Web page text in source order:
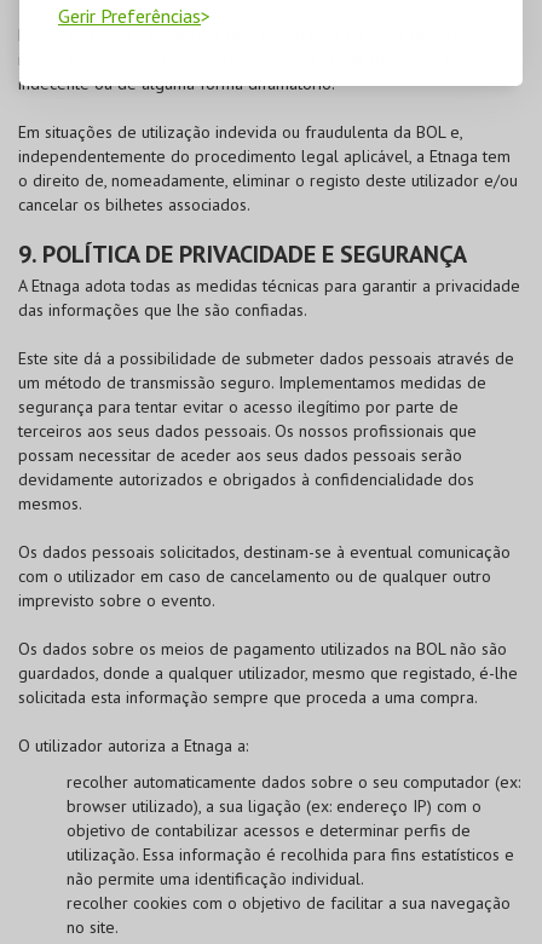
Gerir Preferências
Esta plataforma não deverá ser utilizada para a troca de vírus
informáticos, mailings em massa, material ilegal, ofensivo, abusivo,
indecente ou de alguma forma difamatório.
Em situações de utilização indevida ou fraudulenta da BOLe,
independentemente do procedimento legal aplicável, a Etnaga tem
o direito de, nomeadamente, eliminar o registo deste utilizador e/ou
cancelar os bilhetes associados.
9. POLÍTICA DE PRIVACIDADE E SEGURANÇA
A Etnaga adota todas as medidas técnicas para garantir a privacidade
das informações que lhe são confiadas.
Este site dá a possibilidade de submeter dados pessoais através de
um método de transmissão seguro. Implementamos medidas de
segurança para tentar evitar o acesso ilegítimo por parte de
terceiros aos seus dados pessoais. Os nossos profissionais que
possam necessitar de aceder aos seus dados pessoais serão
devidamente autorizados e obrigados à confidencialidade dos
mesmos.
Os dados pessoais solicitados, destinam-se à eventual comunicação
com o utilizador em caso de cancelamento ou de qualquer outro
imprevisto sobre o evento.
Os dados sobre os meios de pagamento utilizados na BOLnão são
guardados, donde a qualquer utilizador, mesmo que registado, é-lhe
solicitada esta informação sempre que proceda a uma compra.
O utilizador autoriza a Etnaga a:
recolher automaticamente dados sobre o seu computador (ex:
browser utilizado), a sua ligação (ex: endereço IP) com o
objetivo de contabilizar acessos e determinar perfis de
utilização. Essa informação é recolhida para fins estatísticos e
não permite uma identificação individual.
recolher cookies com o objetivo de facilitar a sua navegação
no site.